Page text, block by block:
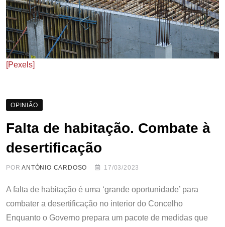
[Pexels]
OPINIÃO
Falta de habitação. Combate à
desertificação
PORANTÓNIO CARDOSO 17/03/2023
A falta de habitação é uma ‘grande oportunidade’ para
combater a desertificação no interior do Concelho
Enquanto o Governo prepara um pacote de medidas que